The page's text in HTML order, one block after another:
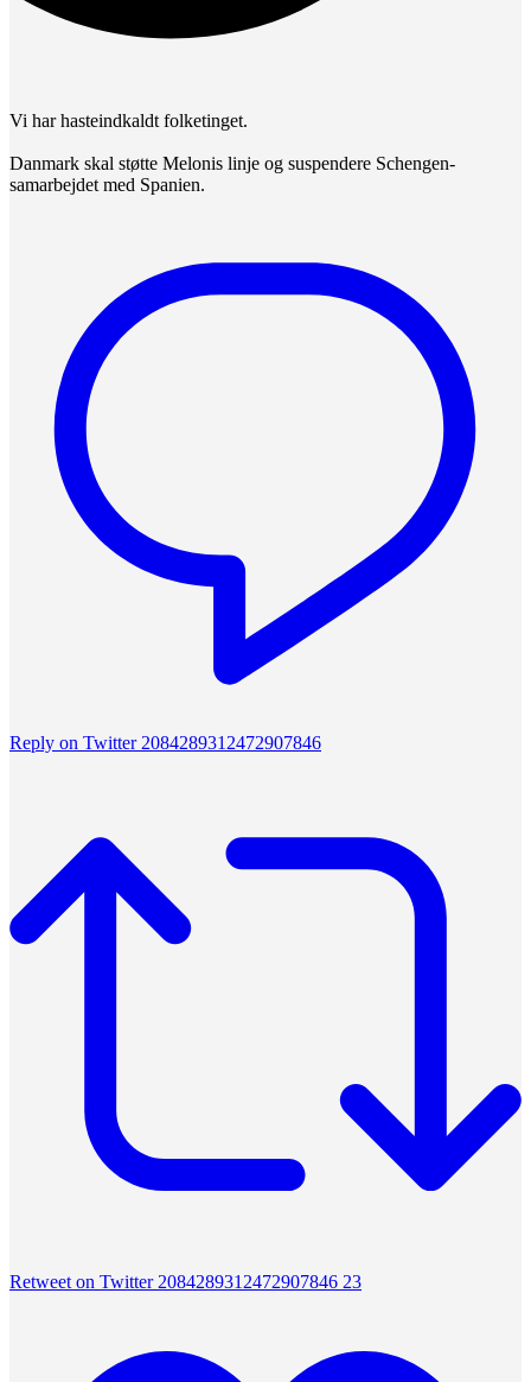
Vi har hasteindkaldt folketinget.
Danmark skal støtte Melonis linje og suspendere Schengen-
samarbejdet med Spanien.
Reply on Twitter 2084289312472907846
Retweet on Twitter 2084289312472907846 23